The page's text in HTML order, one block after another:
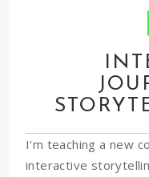
I'm teaching a new
interactive